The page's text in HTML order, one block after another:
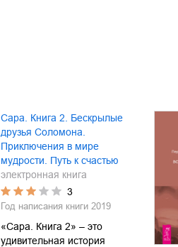
Сара. Книга 2. Бескрылые
друзья Соломона.
Приключения в мире
мудрости. Путь к счастью
электронная книга
3
Год написания книги 2019
«Сара. Книга 2» – это
удивительная история